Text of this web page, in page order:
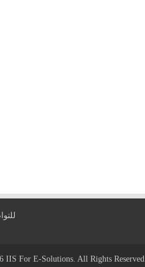
للتواصل
IIS For E-Solutions. All Rights Reserved